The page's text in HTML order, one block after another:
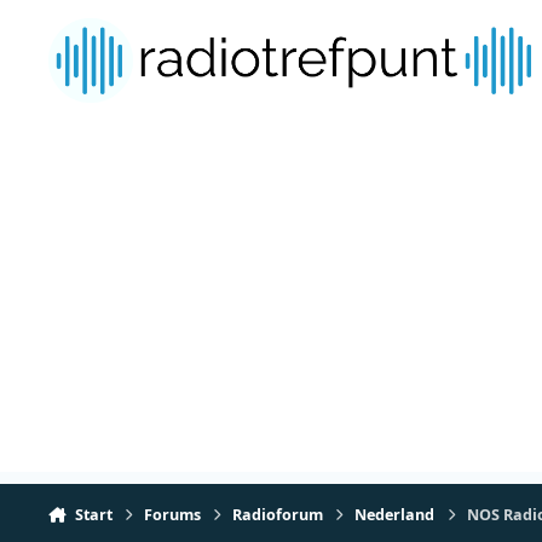
Start Forums Radioforum Nederland NOS